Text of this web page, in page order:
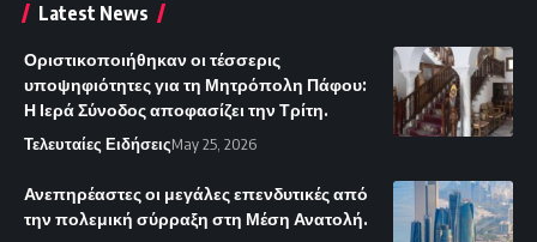
Latest News
Οριστικοποιήθηκαν οι τέσσερις
υποψηφιότητες για τη Μητρόπολη Πάφου:
Η Ιερά Σύνοδος αποφασίζει την Τρίτη.
Τελευταίες ΕιδήσειςMay 25, 2026
Ανεπηρέαστες οι μεγάλες επενδυτικές από
την πολεμική σύρραξη στη Μέση Ανατολή.